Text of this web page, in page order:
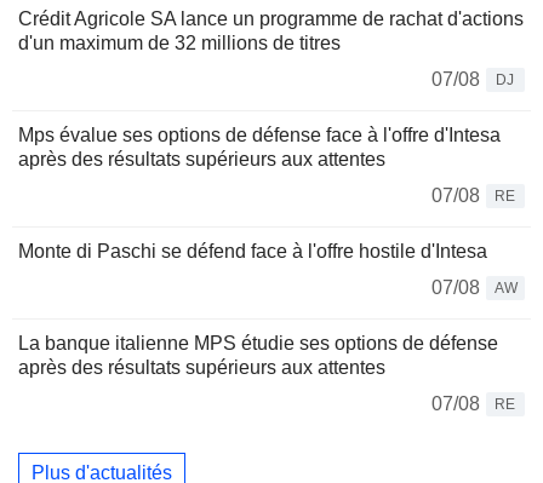
Crédit Agricole SA lance un programme de rachat d'actions
d'un maximum de 32 millions de titres
07/08
DJ
Mps évalue ses options de défense face à l'offre d'Intesa
après des résultats supérieurs aux attentes
07/08
RE
Monte di Paschi se défend face à l'offre hostile d'Intesa
07/08
AW
La banque italienne MPS étudie ses options de défense
après des résultats supérieurs aux attentes
07/08
RE
Plus d'actualités